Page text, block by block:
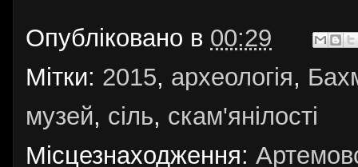
Опубліковано в 00:29
Мітки: 2015, археологія,
музей, сіль, скам'янілості
Місцезнаходження: